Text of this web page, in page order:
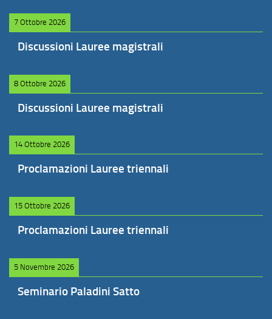
7 Ottobre 2026
Discussioni Lauree magistrali
8 Ottobre 2026
Discussioni Lauree magistrali
14 Ottobre 2026
Proclamazioni Lauree triennali
15 Ottobre 2026
Proclamazioni Lauree triennali
5 Novembre 2026
Seminario Paladini Satto